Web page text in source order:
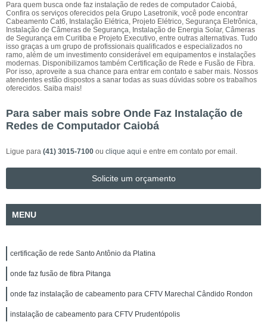
Para quem busca onde faz instalação de redes de computador Caiobá,
Confira os serviços oferecidos pela Grupo Lasetronik, você pode encontrar
Cabeamento Cat6, Instalação Elétrica, Projeto Elétrico, Segurança Eletrônica,
Instalação de Câmeras de Segurança, Instalação de Energia Solar, Câmeras
de Segurança em Curitiba e Projeto Executivo, entre outras alternativas. Tudo
isso graças a um grupo de profissionais qualificados e especializados no
ramo, além de um investimento considerável em equipamentos e instalações
modernas. Disponibilizamos também Certificação de Rede e Fusão de Fibra.
Por isso, aproveite a sua chance para entrar em contato e saber mais. Nossos
atendentes estão dispostos a sanar todas as suas dúvidas sobre os trabalhos
oferecidos. Saiba mais!
Para saber mais sobre Onde Faz Instalação de
Redes de Computador Caiobá
Ligue para (41) 3015-7100 ou clique aqui e entre em contato por email.
Solicite um orçamento
MENU
certificação de rede Santo Antônio da Platina
onde faz fusão de fibra Pitanga
onde faz instalação de cabeamento para CFTV Marechal Cândido Rondon
instalação de cabeamento para CFTV Prudentópolis